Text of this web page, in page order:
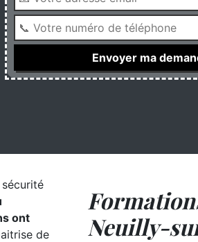
ont
de
Neuilly-